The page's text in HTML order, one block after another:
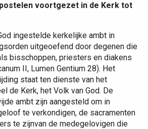
voortgezet in de Kerk tot
ingestelde kerkelijke ambt in
uitgeoefend door degenen die
bisschoppen, priesters en diakens
II, Lumen Gentium 28). Het
staat ten dienste van het
de Kerk, het Volk van God. De
ambt zijn aangesteld om in
te verkondigen, de sacramenten
te zijnvan de medegelovigen die